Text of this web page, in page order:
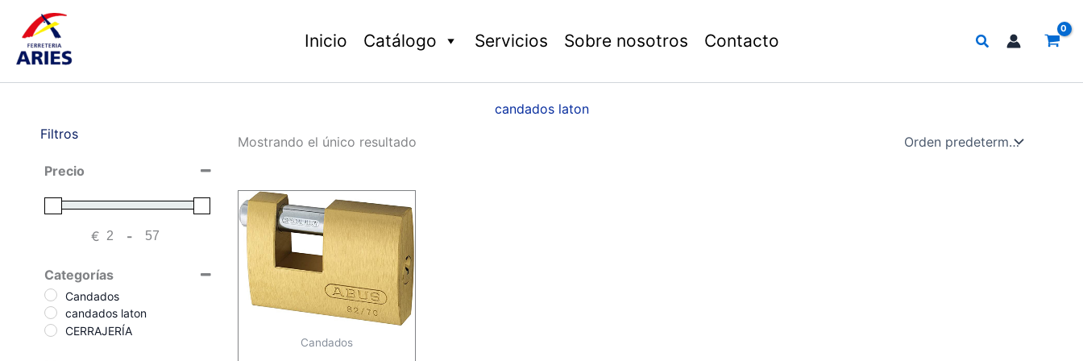
contenido
Inicio Catálogo Servicios Sobre nosotros Contacto Buscar
candados laton
Filtros
Precio
€ Minimum Price
-Maximum Price
Categorías
Candados
candados laton
CERRAJERÍA
Mostrando el único resultado
Candados